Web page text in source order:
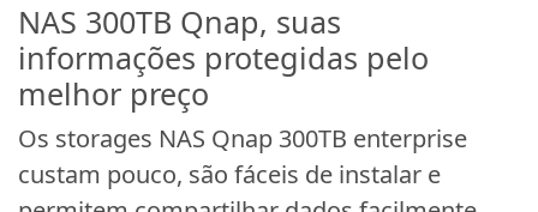
NAS 300TB Qnap, suas
informações protegidas pelo
melhor preço
Os storages NAS Qnap 300TB enterprise
custam pouco, são fáceis de instalar e